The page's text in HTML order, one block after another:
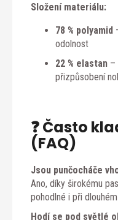
Složení materiálu:
78 % polyamid
odolnost
22 % elastan –
přizpůsobení
❓ Často
(FAQ)
Jsou punčocháče
Ano, díky širokému
pohodlné i při
Hodí se pod světlé